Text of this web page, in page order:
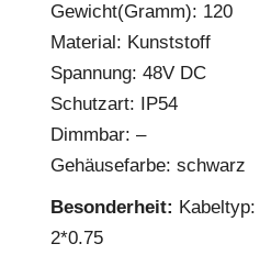
Gewicht(Gramm): 120
Material: Kunststoff
Spannung: 48V DC
Schutzart: IP54
Dimmbar: –
Gehäusefarbe: schwarz
Besonderheit:
2*0.75